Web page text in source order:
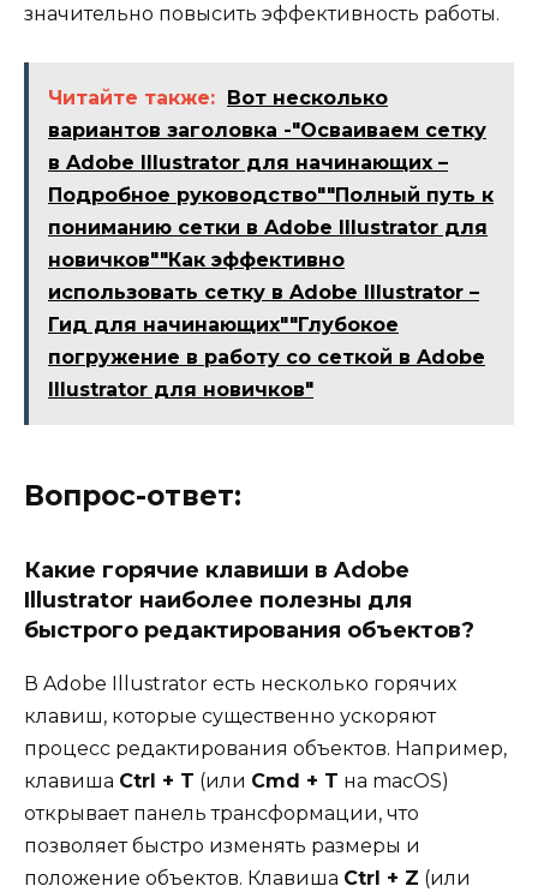
значительно повысить эффективность работы.
Читайте также:
Вот несколько
вариантов заголовка -"Осваиваем сетку
в Adobe Illustrator для начинающих –
Подробное руководство""Полный путь к
пониманию сетки в Adobe Illustrator для
новичков""Как эффективно
использовать сетку в Adobe Illustrator –
Гид для начинающих""Глубокое
погружение в работу со сеткой в Adobe
Illustrator для новичков"
Вопрос-ответ:
Какие горячие клавиши в Adobe
Illustrator наиболее полезны для
быстрого редактирования объектов?
В Adobe Illustrator есть несколько горячих
клавиш, которые существенно ускоряют
процесс редактирования объектов. Например,
клавиша Ctrl + T (или Cmd + T на macOS)
открывает панель трансформации, что
позволяет быстро изменять размеры и
положение объектов. Клавиша Ctrl + Z (или